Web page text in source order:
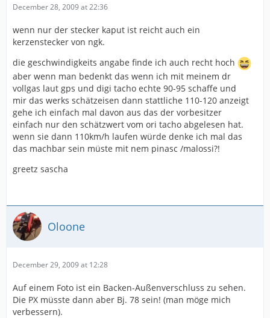
December 28, 2009 at 22:36
wenn nur der stecker kaput ist reicht auch ein
kerzenstecker von ngk.
die geschwindigkeits angabe finde ich auch recht hoch
aber wenn man bedenkt das wenn ich mit meinem dr
vollgas laut gps und digi tacho echte 90-95 schaffe und
mir das werks schätzeisen dann stattliche 110-120 anzeigt
gehe ich einfach mal davon aus das der vorbesitzer
einfach nur den schätzwert vom ori tacho abgelesen hat.
wenn sie dann 110km/h laufen würde denke ich mal das
das machbar sein müste mit nem pinasc /malossi?!
greetz sascha
Oloone
December 29, 2009 at 12:28
Auf einem Foto ist ein Backen-Außenverschluss zu sehen.
Die PX müsste dann aber Bj. 78 sein! (man möge mich
verbessern).